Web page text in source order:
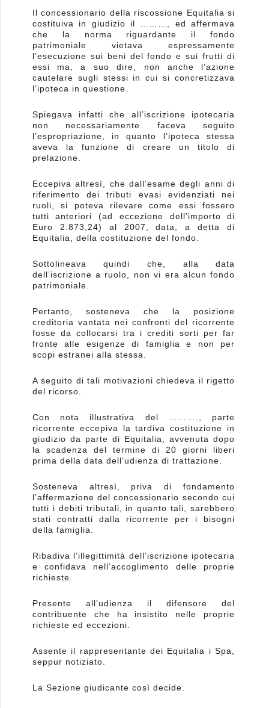
Il concessionario della riscossione Equitalia si
costituiva in giudizio il ………, ed affermava
che la norma riguardante il fondo
patrimoniale vietava espressamente
l’esecuzione sui beni del fondo e sui frutti di
essi ma, a suo dire, non anche l’azione
cautelare sugli stessi in cui si concretizzava
l’ipoteca in questione.
Spiegava infatti che all’iscrizione ipotecaria
non necessariamente faceva seguito
l’espropriazione, in quanto l’ipoteca stessa
aveva la funzione di creare un titolo di
prelazione.
Eccepiva altresì, che dall’esame degli anni di
riferimento dei tributi evasi evidenziati nei
ruoli, si poteva rilevare come essi fossero
tutti anteriori (ad eccezione dell’importo di
Euro 2.873,24) al 2007, data, a detta di
Equitalia, della costituzione del fondo.
Sottolineava quindi che, alla data
dell’iscrizione a ruolo, non vi era alcun fondo
patrimoniale.
Pertanto, sosteneva che la posizione
creditoria vantata nei confronti del ricorrente
fosse da collocarsi tra i crediti sorti per far
fronte alle esigenze di famiglia e non per
scopi estranei alla stessa.
A seguito di tali motivazioni chiedeva il rigetto
del ricorso.
Con nota illustrativa del ………., parte
ricorrente eccepiva la tardiva costituzione in
giudizio da parte di Equitalia, avvenuta dopo
la scadenza del termine di 20 giorni liberi
prima della data dell’udienza di trattazione.
Sosteneva altresì, priva di fondamento
l’affermazione del concessionario secondo cui
tutti i debiti tributali, in quanto tali, sarebbero
stati contratti dalla ricorrente per i bisogni
della famiglia.
Ribadiva l’illegittimità dell’iscrizione ipotecaria
e confidava nell’accoglimento delle proprie
richieste.
Presente all’udienza il difensore del
contribuente che ha insistito nelle proprie
richieste ed eccezioni.
Assente il rappresentante dei Equitalia i Spa,
seppur notiziato.
La Sezione giudicante così decide.